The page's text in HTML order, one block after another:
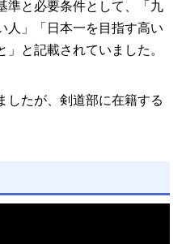
準と必要条件として、「九
人」「日本一を目指す高い
と記載されていました。
したが、剣道部に在籍する